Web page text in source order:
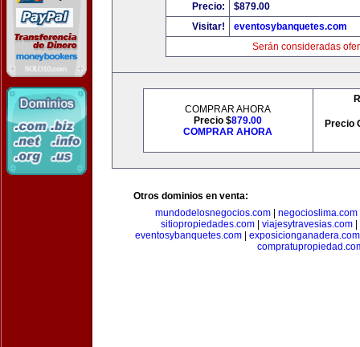
Precio:
$879.00
Visitar!
eventosybanquetes.com
Serán consideradas
COMPRAR AHORA
Precio $879.00
COMPRAR AHORA
Precio
Otros dominios en venta:
mundodelosnegocios.com| negocioslima.com
sitiopropiedades.com| viajesytravesias.com|
eventosybanquetes.com| exposicionganadera.com